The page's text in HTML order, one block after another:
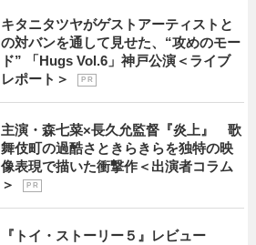
キタニタツヤがゲストアーティストと
の対バンを通して見せた、“攻めのモー
ド” 「Hugs Vol.6」神戸公演＜ライブ
レポート＞
P R
主演・森七菜×長久允監督『炎上』 歌
舞伎町の過酷さときらきらを独特の映
像表現で描いた衝撃作＜出演者コラム
＞
P R
『トイ・ストーリー５』レビュー